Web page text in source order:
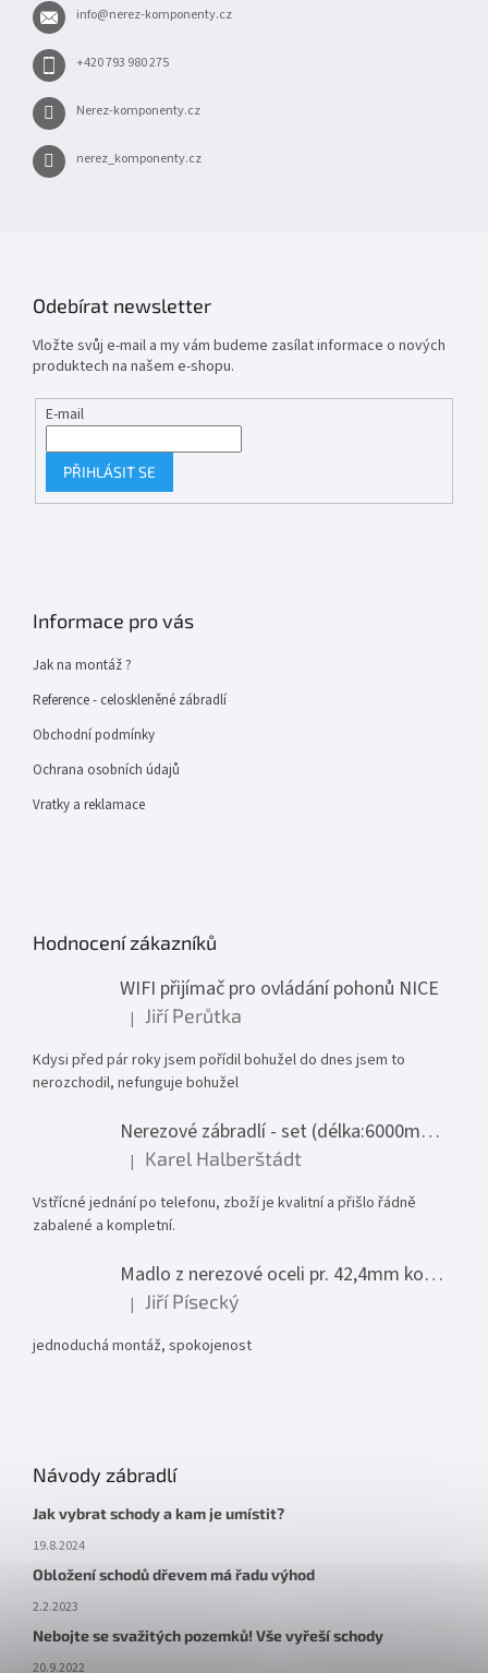
info@nerez-komponenty.cz
+420 793 980 275
Nerez-komponenty.cz
nerez_komponenty.cz
Odebírat newsletter
Vložte svůj e-mail a my vám budeme zasílat informace o nových
produktech na našem e-shopu.
E-mail
PŘIHLÁSIT SE
Informace pro vás
Jak na montáž ?
Reference - celoskleněné zábradlí
Obchodní podmínky
Ochrana osobních údajů
Vratky a reklamace
Hodnocení zákazníků
WIFI přijímač pro ovládání pohonů NICE
Hodnocení produktu je 1 z 5 hvězdiček.
| Jiří Perůtka
Kdysi před pár roky jsem pořídil bohužel do dnes jsem to
nerozchodil, nefunguje bohužel
Nerezové zábradlí - set (délka:6000mm x výška:1000mm)
Hodnocení produktu je 5 z 5 hvězdiček.
| Karel Halberštádt
Vstřícné jednání po telefonu, zboží je kvalitní a přišlo řádně
zabalené a kompletní.
Madlo z nerezové oceli pr. 42,4mm komplet - model 0116 - 3000mm
Hodnocení produktu je 5 z 5 hvězdiček.
| Jiří Písecký
jednoduchá montáž, spokojenost
Návody zábradlí
Jak vybrat schody a kam je umístit?
19.8.2024
Obložení schodů dřevem má řadu výhod
2.2.2023
Nebojte se svažitých pozemků! Vše vyřeší schody
20.9.2022